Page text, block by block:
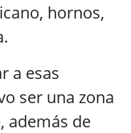
hornos,
a esas
ser una zona
además de